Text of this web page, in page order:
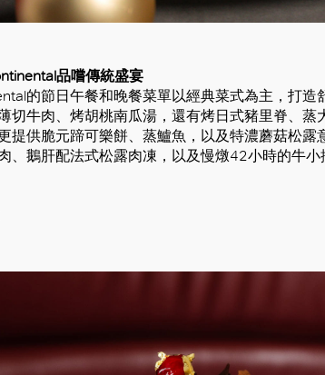
品嚐傳統盛宴
的節日午餐和晚餐菜單以經典菜式為主，打
切牛肉、烤胡桃南瓜湯，還有烤日式豬里脊、蒸
提供脆元蹄可樂餅、蒸鱸魚，以及特濃蘑菇松
、鵝肝配法式松露肉凍，以及慢燉42小時的牛小